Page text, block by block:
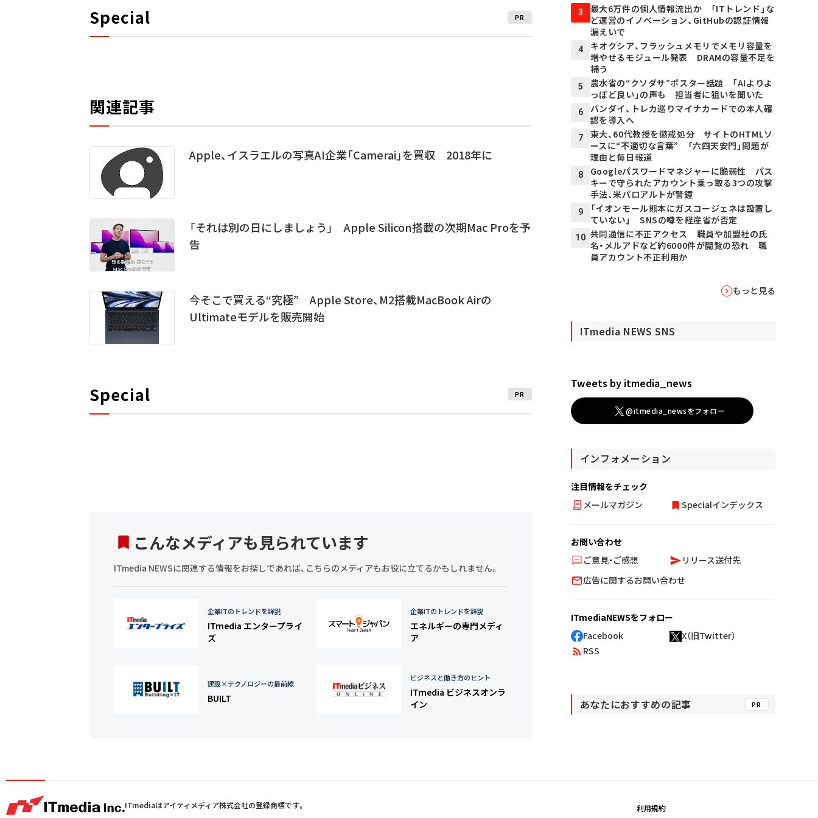
Special PR
関連記事
Apple、イスラエルの写真AI企業「Camerai」を買収 2018年に
「それは別の日にしましょう」 Apple Silicon搭載の次期Mac Proを予
告
今そこで買える“究極” Apple Store、M2搭載MacBook Airの
Ultimateモデルを販売開始
Special PR
こんなメディアも見られています
ITmedia NEWSに関連する情報をお探しであれば、こちらのメディアもお役に立てるかもしれません。
企業ITのトレンドを詳説
ITmedia エンタープライ
ズ
企業ITのトレンドを詳説
エネルギーの専門メディ
ア
建設×テクノロジーの最前線
BUILT
ビジネスと働き方のヒント
ITmedia ビジネスオンラ
イン
3
最大6万件の個人情報流出か 「ITトレンド」な
ど運営のイノベーション、GitHubの認証情報
漏えいで
4
キオクシア、フラッシュメモリでメモリ容量を
増やせるモジュール発表 DRAMの容量不足を
補う
5
農水省の“クソダサ”ポスター話題 「AIよりよ
っぽど良い」の声も 担当者に狙いを聞いた
6
バンダイ、トレカ巡りマイナカードでの本人確
認を導入へ
7
東大、60代教授を懲戒処分 サイトのHTMLソ
ースに“不適切な言葉” 「六四天安門」問題が
理由と毎日報道
8
Googleパスワードマネジャーに脆弱性 パス
キーで守られたアカウント乗っ取る3つの攻撃
手法、米パロアルトが警鐘
9
「イオンモール熊本にガスコージェネは設置し
ていない」 SNSの噂を経産省が否定
10 共同通信に不正アクセス 職員や加盟社の氏
名・メルアドなど約6000件が閲覧の恐れ 職
員アカウント不正利用か
もっと見る
ITmedia NEWS SNS
Tweets by itmedia_news
@itmedia_newsをフォロー
インフォメーション
注目情報をチェック
メールマガジン
Specialインデックス
お問い合わせ
ご意見・ご感想
リリース送付先
広告に関するお問い合わせ
ITmediaNEWSをフォロー
Facebook
X（旧Twitter）
RSS
あなたにおすすめの記事 PR
ITmediaはアイティメディア株式会社の登録商標です。 利用規約